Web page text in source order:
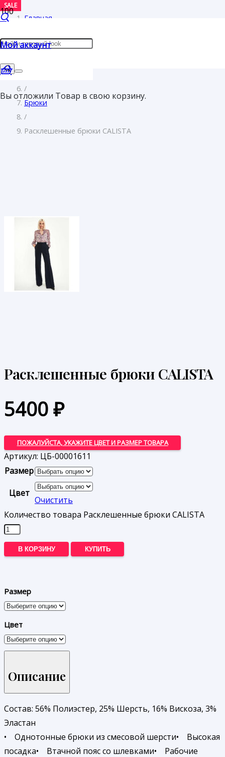
Мой аккаунт
Вы отложили Товар в свою корзину.
Главная
Женщинам
/
Брюки
/
Расклешенные брюки CALISTA
Расклешенные брюки CALISTA
5400₽
ПОЖАЛУЙСТА, УКАЖИТЕ ЦВЕТ И РАЗМЕР ТОВАРА
Артикул: ЦБ-00001611
Размер
Цвет
Очистить
Количество товара Расклешенные брюки CALISTA
В КОРЗИНУ КУПИТЬ
Размер
Цвет
Описание
Состав: 56% Полиэстер, 25% Шерсть, 16% Вискоза, 3%
Эластан
• Однотонные брюки из смесовой шерсти• Высокая
посадка• Втачной пояс со шлевками• Рабочие
SALE
SALE
SALE
SALE